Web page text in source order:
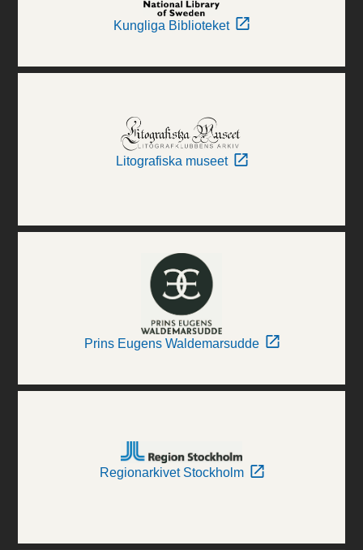
Kungliga Biblioteket
Litografiska museet
Prins Eugens Waldemarsudde
Regionarkivet Stockholm